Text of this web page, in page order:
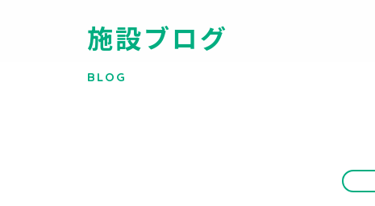
施設ブログ
BLOG